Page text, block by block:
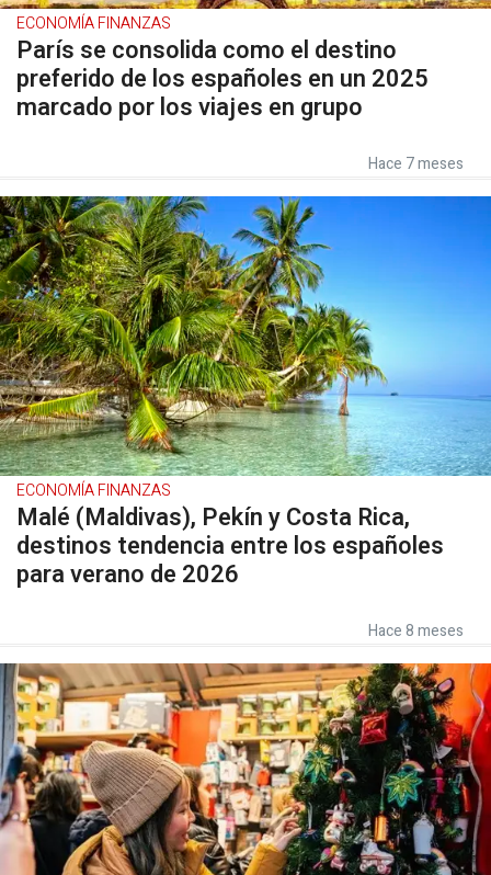
ECONOMÍA FINANZAS
París se consolida como el destino
preferido de los españoles en un 2025
marcado por los viajes en grupo
Hace 7 meses
ECONOMÍA FINANZAS
Malé (Maldivas), Pekín y Costa Rica,
destinos tendencia entre los españoles
para verano de 2026
Hace 8 meses